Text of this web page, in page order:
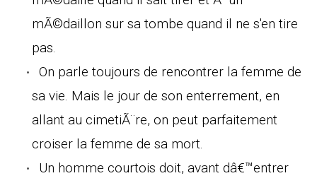
mÃ©daillon sur sa tombe quand il ne s'en tire
pas.
On parle toujours de rencontrer la femme de
sa vie. Mais le jour de son enterrement, en
allant au cimetiÃ¨re, on peut parfaitement
croiser la femme de sa mort.
Un homme courtois doit, avant dâ€™entrer